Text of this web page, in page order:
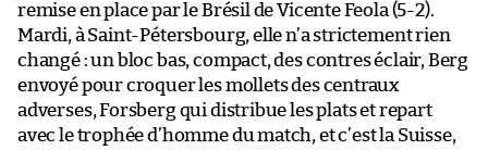
remise en place par le Brésil de Vicente Feola (5-2).
Mardi, à Saint-Pétersbourg, elle n’a strictement rien
changé : un bloc bas, compact, des contres éclair, Berg
envoyé pour croquer les mollets des centraux
adverses, Forsberg qui distribue les plats et repart
avec le trophée d’homme du match, et c’est la Suisse,